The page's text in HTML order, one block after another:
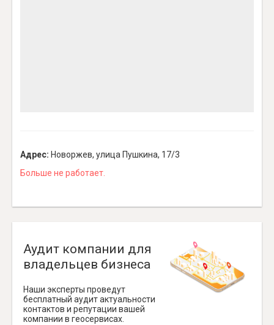
Адрес: Новоржев, улица Пушкина, 17/3
Больше не работает.
Аудит компании для
владельцев бизнеса
Наши эксперты проведут
бесплатный аудит актуальности
контактов и репутации вашей
компании в геосервисах.